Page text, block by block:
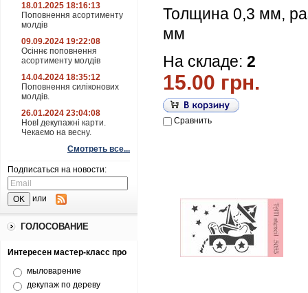
18.01.2025 18:16:13
Поповнення асортименту
молдів
09.09.2024 19:22:08
Осіннє поповнення
асортименту молдів
14.04.2024 18:35:12
Поповнення силіконових
молдів.
26.01.2024 23:04:08
НовІ декупажні карти.
Чекаємо на весну.
Смотреть все...
Подписаться на новости:
или
ГОЛОСОВАНИЕ
Интересен мастер-класс про
мыловарение
декупаж по дереву
Толщина 0,3 мм,
мм
На складе: 2
15.00 грн.
Сравнить